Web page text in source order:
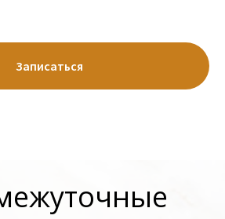
Записаться